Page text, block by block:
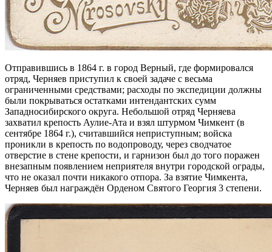
Отправившись в 1864 г. в город Верный, где формировался
отряд, Черняев приступил к своей задаче с весьма
ограниченными средствами; расходы по экспедиции должны
были покрываться остатками интендантских сумм
Западносибирского округа. Небольшой отряд Черняева
захватил крепость Аулие-Ата и взял штурмом Чимкент (в
сентябре 1864 г.), считавшийся неприступным; войска
проникли в крепость по водопроводу, через сводчатое
отверстие в стене крепости, и гарнизон был до того поражен
внезапным появлением неприятеля внутри городской ограды,
что не оказал почти никакого отпора. За взятие Чимкента,
Черняев был награждён Орденом Святого Георгия 3 степени.